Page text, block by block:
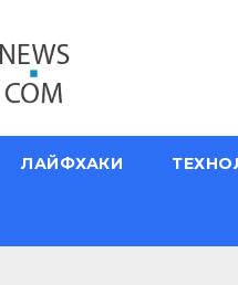
ЛАЙФХАКИ